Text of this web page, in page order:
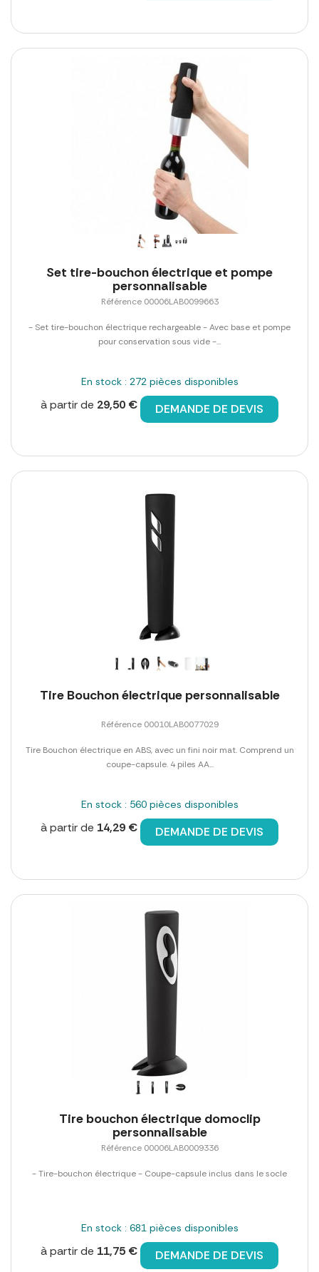
Set tire-bouchon électrique et pompe
personnalisable
Référence 00006LAB0099663
- Set tire-bouchon électrique rechargeable - Avec base et pompe
pour conservation sous vide -...
En stock : 272 pièces disponibles
à partir de 29,50 € DEMANDE DE DEVIS
Tire Bouchon électrique personnalisable
Référence 00010LAB0077029
Tire Bouchon électrique en ABS, avec un fini noir mat. Comprend un
coupe-capsule. 4 piles AA...
En stock : 560 pièces disponibles
à partir de 14,29 € DEMANDE DE DEVIS
Tire bouchon électrique domoclip
personnalisable
Référence 00006LAB0009336
- Tire-bouchon électrique - Coupe-capsule inclus dans le socle
En stock : 681 pièces disponibles
à partir de 11,75 € DEMANDE DE DEVIS